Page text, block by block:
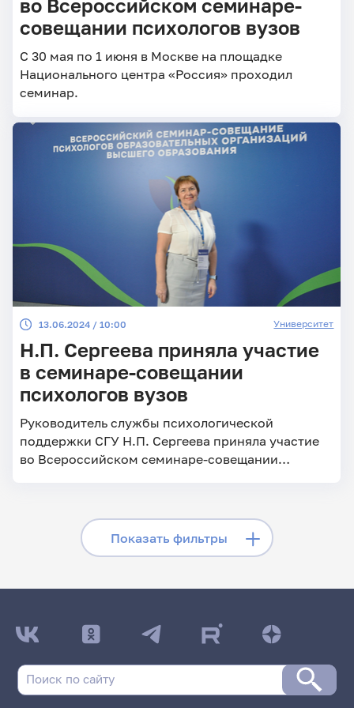
во Всероссийском семинаре-
совещании психологов вузов
С 30 мая по 1 июня в Москве на площадке
Национального центра «Россия» проходил
семинар.
13.06.2024 / 10:00 Университет
Н.П. Сергеева приняла участие
в семинаре-совещании
психологов вузов
Руководитель службы психологической
поддержки СГУ Н.П. Сергеева приняла участие
во Всероссийском семинаре-совещании
Показать фильтры
Скрыть фильтры
Поиск по рубрикам